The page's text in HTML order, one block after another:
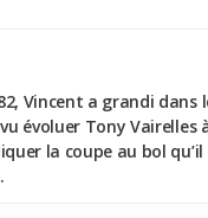
Vincent a grandi
vu évoluer Tony
la coupe au bol